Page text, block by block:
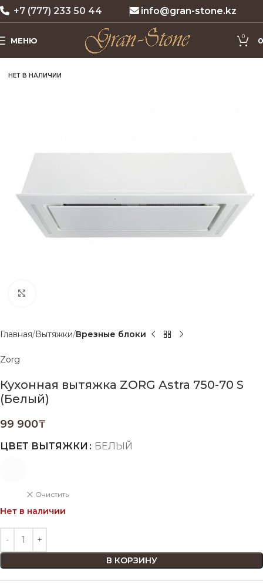
+7 (777) 233 50 44 info@gran-stone.kz
МЕНЮ 0 0
НЕТ В НАЛИЧИИ
Главная Вытяжки Врезные блоки
Zorg
Кухонная вытяжка ZORG Astra 750-70 S
(Белый)
99 900₸
ЦВЕТ ВЫТЯЖКИ БЕЛЫЙ
Очистить
Нет в наличии
В КОРЗИНУ